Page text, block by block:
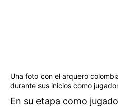
Una foto con el arquero
durante sus inicios como
En su etapa como